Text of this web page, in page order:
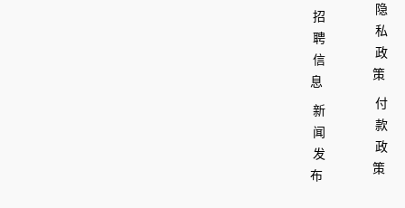
招
聘
信
息
新
闻
发
布
隐
私
政
策
付
款
政
策